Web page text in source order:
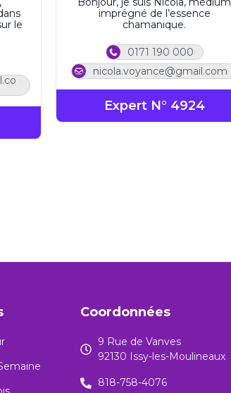
le
imprégné de l’essence
chamanique.
0171 190 000
nicola.voyance@gmail.com
Expert N° 4924
Coordonnées
9 Rue de Vanves
92130 Issy-les-Moulineaux
818-758-4076